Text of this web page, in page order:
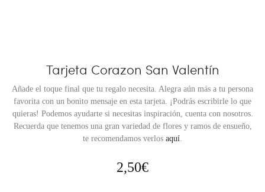
Tarjeta Corazon San Valentín
Añade el toque final que tu regalo necesita. Alegra aún más a tu persona
favorita con un bonito mensaje en esta tarjeta. ¡Podrás escribirle lo que
quieras! Podemos ayudarte si necesitas inspiración, cuenta con nosotros.
Recuerda que tenemos una gran variedad de flores y ramos de ensueño,
te recomendamos verlos aquí
2,50€